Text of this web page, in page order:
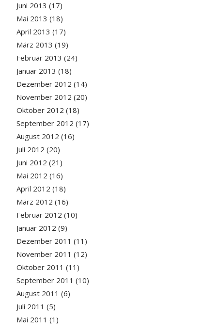
Juni 2013 (17)
Mai 2013 (18)
April 2013 (17)
März 2013 (19)
Februar 2013 (24)
Januar 2013 (18)
Dezember 2012 (14)
November 2012 (20)
Oktober 2012 (18)
September 2012 (17)
August 2012 (16)
Juli 2012 (20)
Juni 2012 (21)
Mai 2012 (16)
April 2012 (18)
März 2012 (16)
Februar 2012 (10)
Januar 2012 (9)
Dezember 2011 (11)
November 2011 (12)
Oktober 2011 (11)
September 2011 (10)
August 2011 (6)
Juli 2011 (5)
Mai 2011 (1)